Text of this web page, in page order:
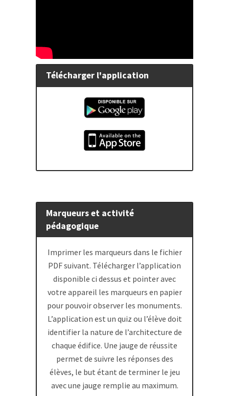
Télécharger l'application
Marqueurs et activité
pédagogique
Imprimer les marqueurs dans le fichier
PDF suivant. Télécharger l’application
disponible ci dessus et pointer avec
votre appareil les marqueurs en papier
pour pouvoir observer les monuments.
L’application est un quiz ou l’élève doit
identifier la nature de l’architecture de
chaque édifice. Une jauge de réussite
permet de suivre les réponses des
élèves, le but étant de terminer le jeu
avec une jauge remplie au maximum.